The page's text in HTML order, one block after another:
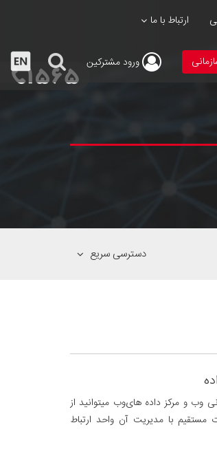
ارتباط با ما
ورود مشترکین
دسترسی سریع
و مرکز داده های‌وب میتوانید از
با مدیریت آن واحد ارتباط